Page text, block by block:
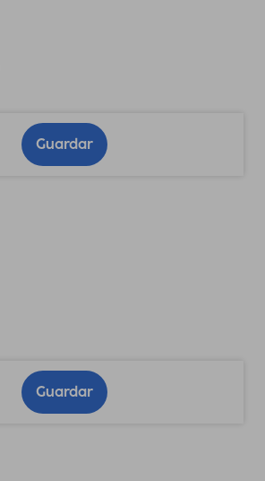
Guardar
Guardar